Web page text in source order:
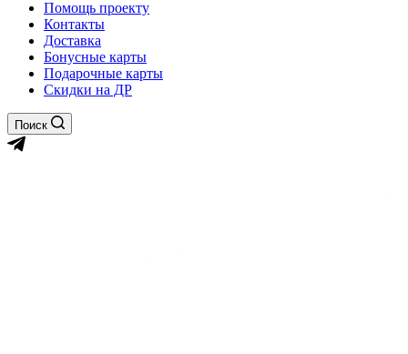
Помощь проекту
Контакты
Доставка
Бонусные карты
Подарочные карты
Скидки на ДР
Поиск